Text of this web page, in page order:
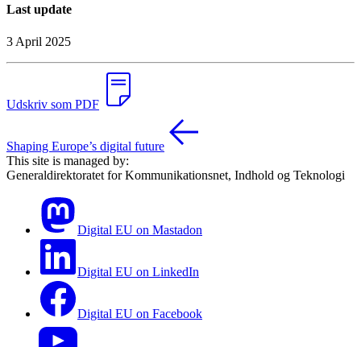
Last update
3 April 2025
Udskriv som PDF
Shaping Europe’s digital future
This site is managed by:
Generaldirektoratet for Kommunikationsnet, Indhold og Teknologi
Digital EU on Mastadon
Digital EU on LinkedIn
Digital EU on Facebook